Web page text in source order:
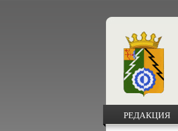
РЕДАКЦИЯ